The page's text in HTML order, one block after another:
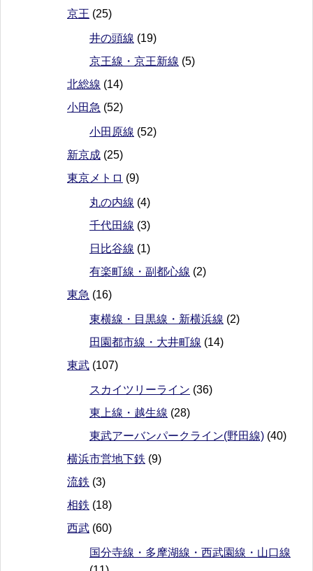
京王 (25)
井の頭線 (19)
京王線・京王新線 (5)
北総線 (14)
小田急 (52)
小田原線 (52)
新京成 (25)
東京メトロ (9)
丸の内線 (4)
千代田線 (3)
日比谷線 (1)
有楽町線・副都心線 (2)
東急 (16)
東横線・目黒線・新横浜線 (2)
田園都市線・大井町線 (14)
東武 (107)
スカイツリーライン (36)
東上線・越生線 (28)
東武アーバンパークライン(野田線) (40)
横浜市営地下鉄 (9)
流鉄 (3)
相鉄 (18)
西武 (60)
国分寺線・多摩湖線・西武園線・山口線